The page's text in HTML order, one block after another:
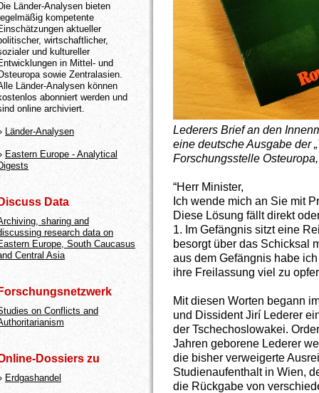
Lederers Brief an den
eine deutsche Ausgabe der
Forschungsstelle
“Herr Minister,
Ich wende mich an Sie mit
Diese Lösung fällt direkt
1. Im Gefängnis sitzt eine
besorgt über das Schicksal
aus dem Gefängnis habe
ihre Freilassung viel zu
Mit diesen Worten begann
und Dissident Jirí Lederer
der Tschechoslowakei.
Jahren geborene Lederer
die bisher verweigerte
Studienaufenthalt in Wien,
die Rückgabe von
Länder-Analysen bieten
kompetente
aktueller
wirtschaftlicher,
und kultureller
in Mittel- und
sowie Zentralasien.
Länder-Analysen können
abonniert werden und
online archiviert.
Länder-Analysen
Eastern Europe - Analytical
Data
sharing and
research data on
Europe, South Caucasus
Central Asia
on Conflicts and
Dossiers zu
Erdgashandel